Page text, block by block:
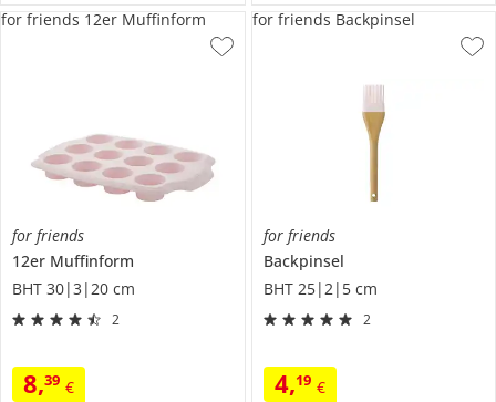
for friends
12er Muffinform
BHT 30|3|20 cm
2
8,39 €
for friends 12er Muffinform
for friends
Backpinsel
BHT 25|2|5 cm
2
4,19 €
for friends Backpinsel